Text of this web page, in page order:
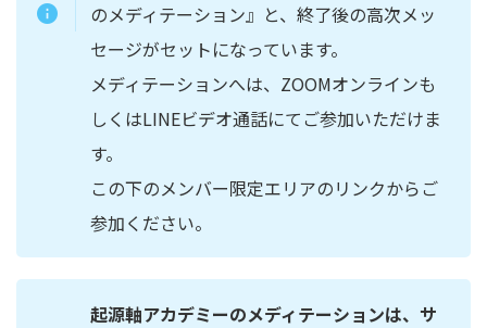
のメディテーション』と、終了後の高次メッ
セージがセットになっています。
メディテーションへは、ZOOMオンラインも
しくはLINEビデオ通話にてご参加いただけま
す。
この下のメンバー限定エリアのリンクからご
参加ください。
起源軸アカデミーのメディテーションは、サ